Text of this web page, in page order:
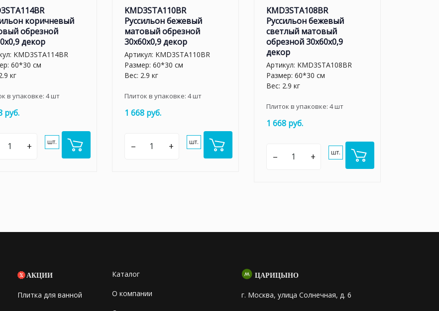
коричневый
обрезной
декор
KMD3STA114BR
60*30 см
кг
в упаковке: 4шт
руб.
+ шт.
KMD3STA110BR
Руссильон бежевый
матовый обрезной
30x60x0,9 декор
Артикул: KMD3STA110BR
Размер: 60*30 см
Вес: 2.9 кг
Плиток в упаковке: 4шт
1 668 руб.
– + шт.
KMD3STA108BR
Руссильон бежевый
светлый матовый
обрезной 30x60x0,9
декор
Артикул: KMD3STA108BR
Размер: 60*30 см
Вес: 2.9 кг
Плиток в упаковке: 4шт
1 668 руб.
– + шт.
АКЦИИ
Плитка для ванной
Каталог
О компании
ЦАРИЦЫНО
г. Москва, улица Солнечная, д. 6